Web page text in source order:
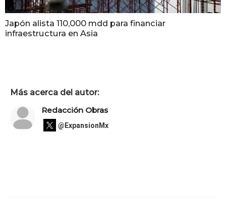
Japón alista 110,000 mdd para financiar
infraestructura en Asia
Más acerca del autor:
Redacción Obras
@ExpansionMx